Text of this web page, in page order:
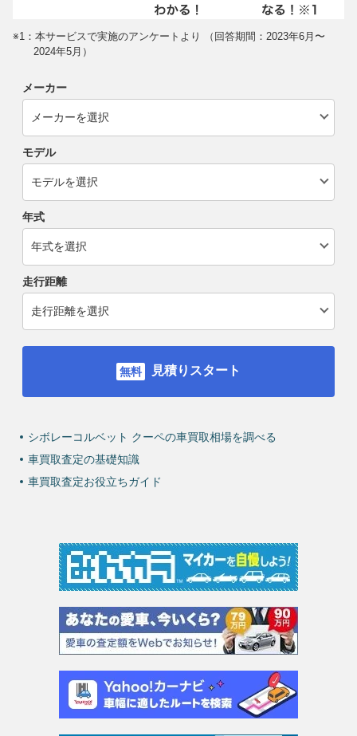
※1：本サービスで実施のアンケートより （回答期間：2023年6月〜
2024年5月）
メーカー
モデル
年式
走行距離
見積りスタート
シボレーコルベット クーペの車買取相場を調べる
車買取査定の基礎知識
車買取査定お役立ちガイド